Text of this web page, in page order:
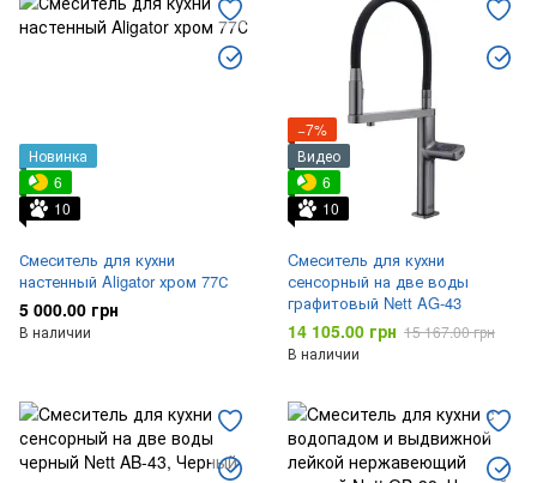
Новинка
6
10
Смеситель для кухни
настенный Aligator хром 77С
5 000.00 грн
В наличии
−7%
Видео
6
10
Cмеситель для кухни
сенсорный на две воды
графитовый Nett AG-43
14 105.00 грн 15 167.00 грн
В наличии